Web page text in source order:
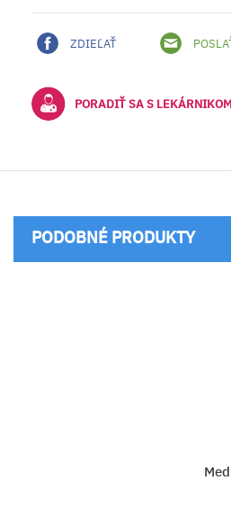
ZDIEĽAŤ
PORADIŤ SA S LEKÁRNIKOM
PODOBNÉ PRODUKTY
RYBI OLEJ 1000 mg - EPA,